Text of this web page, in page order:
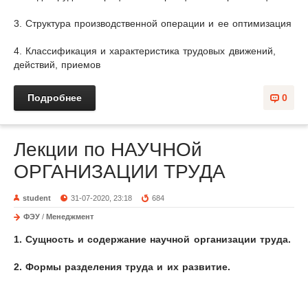
3. Структура производственной операции и ее оптимизация
4. Классификация и характеристика трудовых движений,
действий, приемов
0
Подробнее
Лекции по НАУЧНОй
ОРГАНИЗАЦИИ ТРУДА
student 31-07-2020, 23:18 684
ФЭУ / Менеджмент
1.Сущность и содержание научной организации труда.
2.Формы разделения труда и их развитие.